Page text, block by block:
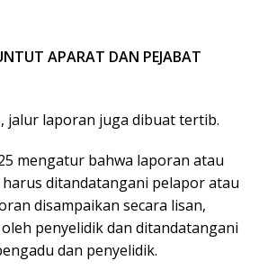
APARAT DAN PEJABAT
jalur laporan juga dibuat tertib.
mengatur bahwa laporan atau
ditandatangani pelapor atau
disampaikan secara lisan,
penyelidik dan ditandatangani
dan penyelidik.